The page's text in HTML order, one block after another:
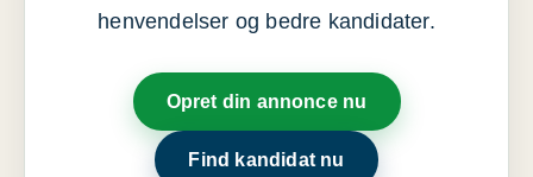
henvendelser og bedre kandidater.
Opret din annonce nu
Find kandidat nu